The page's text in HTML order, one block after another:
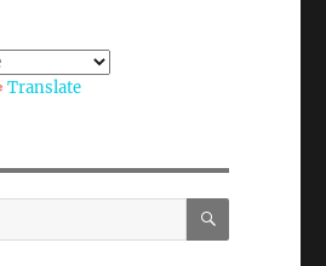
Translate